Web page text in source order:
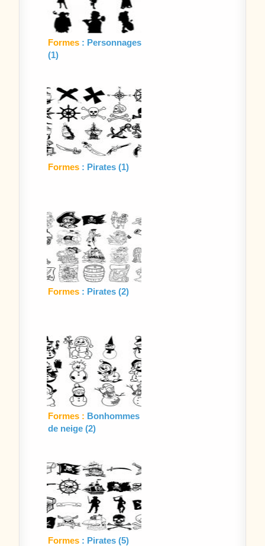
Formes : Personnages
(1)
Formes : Pirates (1)
Formes : Pirates (2)
Formes : Bonhommes
de neige (2)
Formes : Pirates (5)